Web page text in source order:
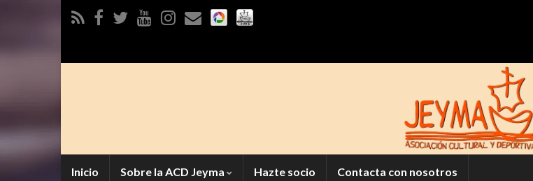
Inicio Sobre la ACD Jeyma Hazte socio Contacta con nosotros